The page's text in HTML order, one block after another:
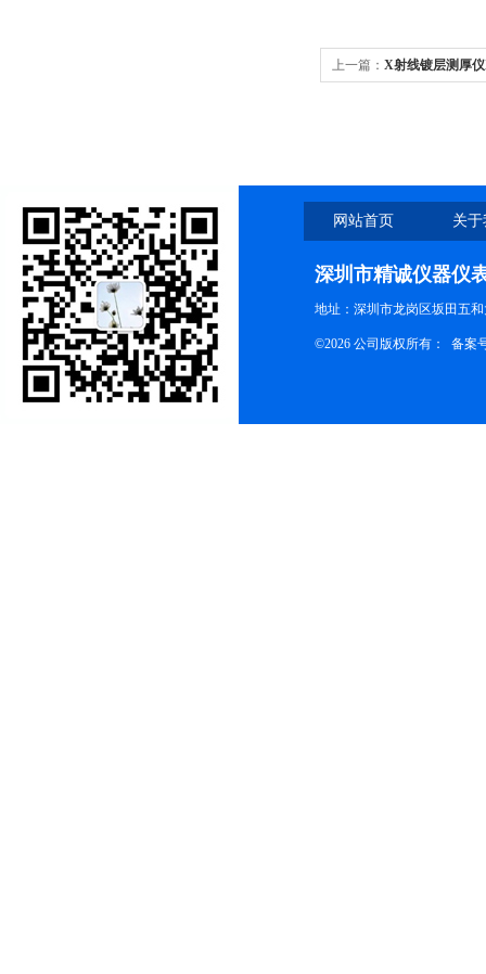
上一篇： X射线镀层测厚
网站首页 关
深圳市精诚仪器仪
地址：深圳市龙岗区坂田五
©2026 公司版权所有： 备案